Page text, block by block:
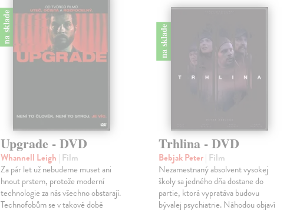
na sklade
Upgrade - DVD
Whannell Leigh | Film
Za pár let už nebudeme muset ani
hnout prstem, protože moderní
technologie za nás všechno obstarají.
Technofobům se v takové době
na sklade
Trhlina - DVD
Bebjak Peter| Film
Nezamestnaný absolvent vysokej
školy sa jedného dňa dostane do
partie, ktorá vypratáva budovu
bývalej psychiatrie. Náhodou objaví